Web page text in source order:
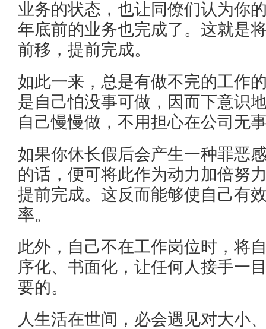
业务的状态，也让同僚们认为你
年底前的业务也完成了。这就是
前移，提前完成。
如此一来，总是有做不完的工作
是自己怕没事可做，因而下意识
自己慢慢做，不用担心在公司无
如果你休长假后会产生一种罪恶
的话，便可将此作为动力加倍努
提前完成。这反而能够使自己有
率。
此外，自己不在工作岗位时，将
序化、书面化，让任何人接手一
要的。
人生活在世间，必会遇见对大小